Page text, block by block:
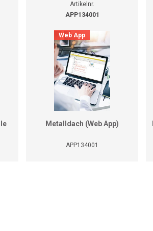
Artikelnr.
APP134001
Web App
Metalldach (Web App)
APP134001